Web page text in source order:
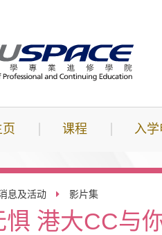
页 课程 入
息及活动 影片集
惧 港大CC与